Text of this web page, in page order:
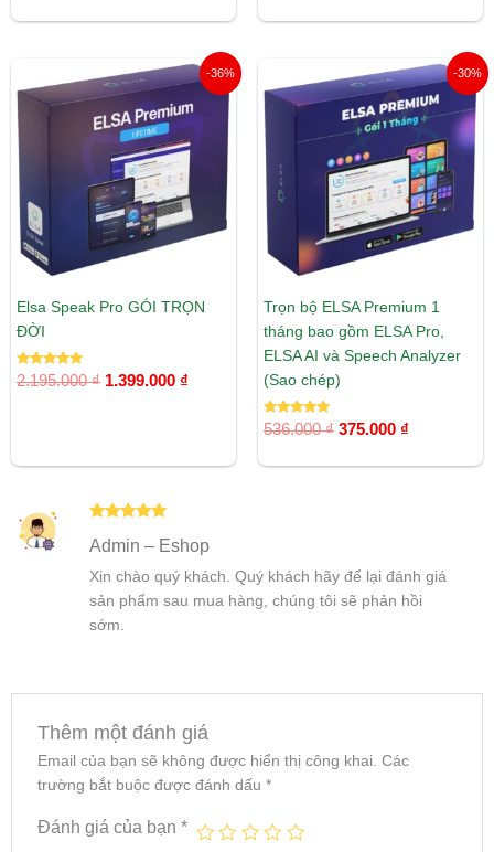
-36%
Elsa Speak Pro GÓI TRỌN
ĐỜI
Được xếp
hạng
2.195.000₫
gốc
2.195.000 ₫.
1.399.000 ₫
Giá
hiện
tại
là:
1.399.000 ₫.
-30%
Trọn bộ ELSA Premium 1
tháng bao gồm ELSA Pro,
ELSA AI và Speech Analyzer
(Sao chép)
Được xếp
hạng
536.000₫
gốc
là:
536.000 ₫.
375.000 ₫
Giá
hiện
tại
là:
375.000 ₫.
hạng55
Admin – Eshop
Xin chào quý khách. Quý khách hãy để lại đánh giá
sản phẩm sau mua hàng, chúng tôi sẽ phản hồi
sớm.
Thêm một đánh giá
Email của bạn sẽ không được hiển thị công khai. Các
trường bắt buộc được đánh dấu *
Đánh giá của bạn *